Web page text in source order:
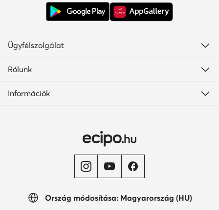
Ország módosítása: Magyarország (HU)
Ügyfélszolgálat
Rólunk
Információk